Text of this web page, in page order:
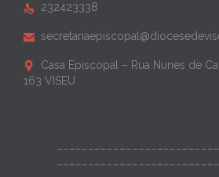
 232423338


Casa Episcopal – Rua Nunes de
163 VISEU